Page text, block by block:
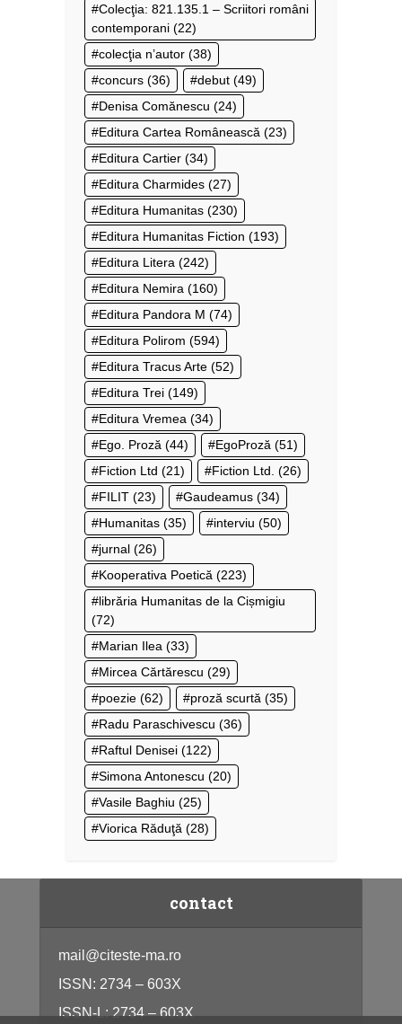
Colecţia: 821.135.1 – Scriitori români
contemporani (22)
colecţia n’autor (38)
concurs (36) debut (49)
Denisa Comănescu (24)
Editura Cartea Românească (23)
Editura Cartier (34)
Editura Charmides (27)
Editura Humanitas (230)
Editura Humanitas Fiction (193)
Editura Litera (242)
Editura Nemira (160)
Editura Pandora M (74)
Editura Polirom (594)
Editura Tracus Arte (52)
Editura Trei (149)
Editura Vremea (34)
Ego. Proză (44) EgoProză (51)
Fiction Ltd (21) Fiction Ltd. (26)
FILIT (23) Gaudeamus (34)
Humanitas (35) interviu (50)
jurnal (26)
Kooperativa Poetică (223)
librăria Humanitas de la Cișmigiu
(72)
Marian Ilea (33)
Mircea Cărtărescu (29)
poezie (62) proză scurtă (35)
Radu Paraschivescu (36)
Raftul Denisei (122)
Simona Antonescu (20)
Vasile Baghiu (25)
Viorica Răduţă (28)
contact
mail@citeste-ma.ro
ISSN: 2734 – 603X
ISSN-L: 2734 – 603X